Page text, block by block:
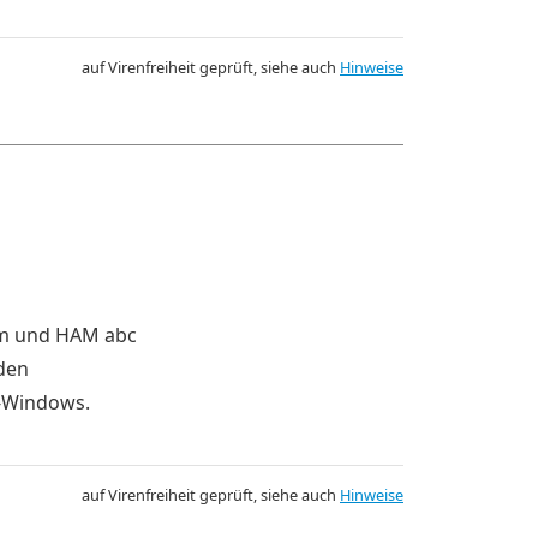
auf Virenfreiheit geprüft, siehe auch Hinweise
und HAM abc
auf Virenfreiheit geprüft, siehe auch Hinweise